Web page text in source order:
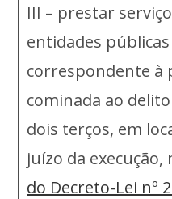
III – prestar
entidades
correspondente à
cominada ao
dois terços, em
juízo da
do Decreto-Lei nº